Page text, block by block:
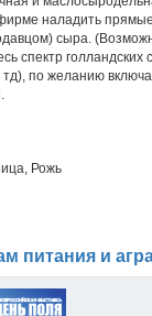
наладить прямые
сыра.
спектр голландских
по желанию
Рожь
питания и